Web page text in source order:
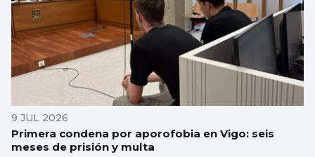
9 JUL 2026
Primera condena por aporofobia en Vigo: seis
meses de prisión y multa